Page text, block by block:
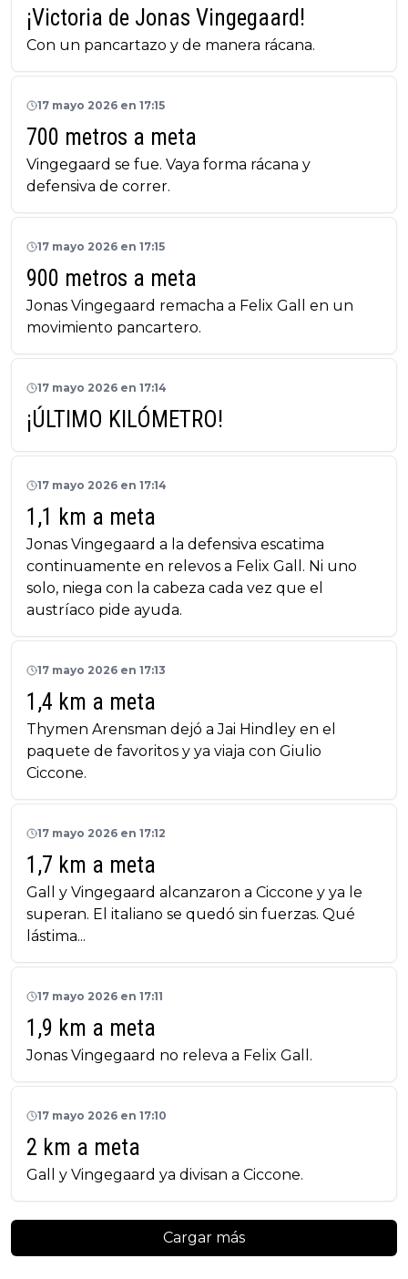
¡Victoria de Jonas Vingegaard!
Con un pancartazo y de manera rácana.
17 mayo 2026 en 17:15
700 metros a meta
Vingegaard se fue. Vaya forma rácana y
defensiva de correr.
17 mayo 2026 en 17:15
900 metros a meta
Jonas Vingegaard remacha a Felix Gall en un
movimiento pancartero.
17 mayo 2026 en 17:14
¡ÚLTIMO KILÓMETRO!
17 mayo 2026 en 17:14
1,1 km a meta
Jonas Vingegaard a la defensiva escatima
continuamente en relevos a Felix Gall. Ni uno
solo, niega con la cabeza cada vez que el
austríaco pide ayuda.
17 mayo 2026 en 17:13
1,4 km a meta
Thymen Arensman dejó a Jai Hindley en el
paquete de favoritos y ya viaja con Giulio
Ciccone.
17 mayo 2026 en 17:12
1,7 km a meta
Gall y Vingegaard alcanzaron a Ciccone y ya le
superan. El italiano se quedó sin fuerzas. Qué
lástima...
17 mayo 2026 en 17:11
1,9 km a meta
Jonas Vingegaard no releva a Felix Gall.
17 mayo 2026 en 17:10
2 km a meta
Gall y Vingegaard ya divisan a Ciccone.
Cargar más